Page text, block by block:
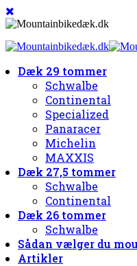
Dæk 29 tommer
Schwalbe
Continental
Specialized
Panaracer
Michelin
MAXXIS
Dæk 27,5 tommer
Schwalbe
Continental
Dæk 26 tommer
Schwalbe
Sådan vælger du
Artikler